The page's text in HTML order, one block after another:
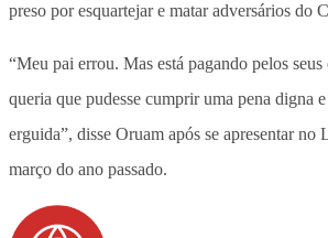
preso por esquartejar e matar adversários do
“Meu pai errou. Mas está pagando pelos
queria que pudesse cumprir uma pena digna e
erguida”, disse Oruam após se apresentar no
março do ano passado.